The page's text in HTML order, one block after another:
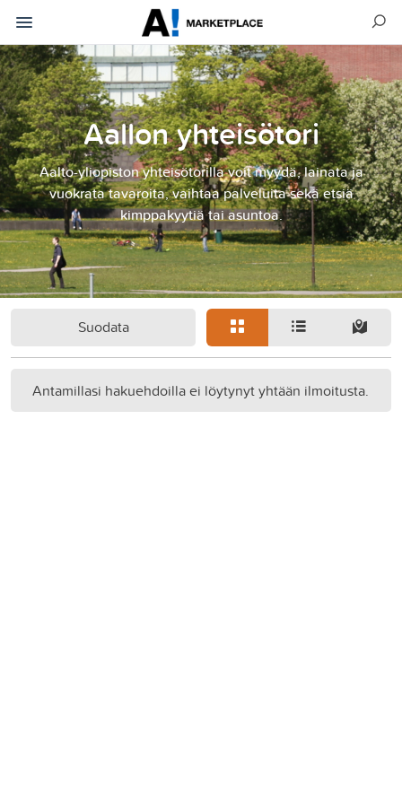
Aallon yhteisötori
Aalto-yliopiston yhteisötorilla voit myydä, lainata ja
vuokrata tavaroita, vaihtaa palveluita sekä etsiä
kimppakyytiä tai asuntoa.
Suodata
Antamillasi hakuehdoilla ei löytynyt yhtään ilmoitusta.